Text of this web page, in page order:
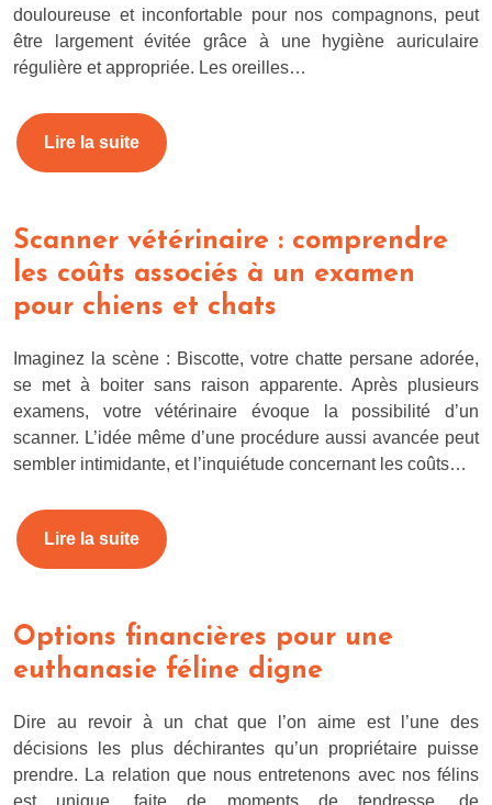
douloureuse et inconfortable pour nos compagnons, peut
être largement évitée grâce à une hygiène auriculaire
régulière et appropriée. Les oreilles…
Lire la suite
Scanner vétérinaire : comprendre
les coûts associés à un examen
pour chiens et chats
Imaginez la scène : Biscotte, votre chatte persane adorée,
se met à boiter sans raison apparente. Après plusieurs
examens, votre vétérinaire évoque la possibilité d’un
scanner. L’idée même d’une procédure aussi avancée peut
sembler intimidante, et l’inquiétude concernant les coûts…
Lire la suite
Options financières pour une
euthanasie féline digne
Dire au revoir à un chat que l’on aime est l’une des
décisions les plus déchirantes qu’un propriétaire puisse
prendre. La relation que nous entretenons avec nos félins
est unique, faite de moments de tendresse, de